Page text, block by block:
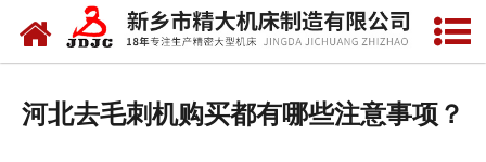
网站首页
河北去毛刺机购买都有哪些注意事项？